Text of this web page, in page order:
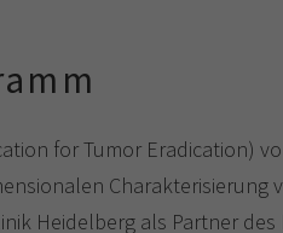
for Tumor Eradication)
Heidelberg als Partner